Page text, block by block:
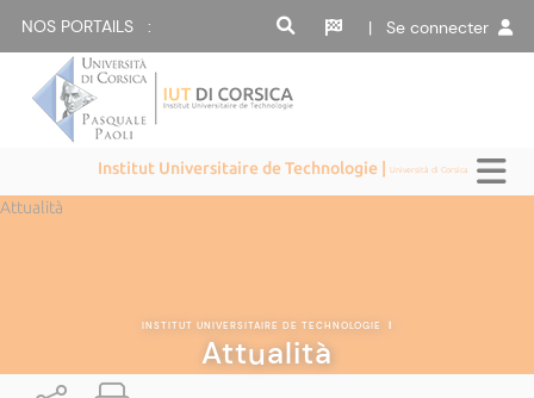
NOS PORTAILS : | Se connecter
Institut Universitaire de Technologie |Università di Corsica
Attualità
INSTITUT UNIVERSITAIRE DE TECHNOLOGIE |
Attualità